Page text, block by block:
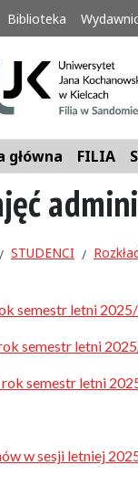
Biblioteka
główna FILIA
STUDENCI
semestr letni
semestr letni
semestr letni
w sesji letniej